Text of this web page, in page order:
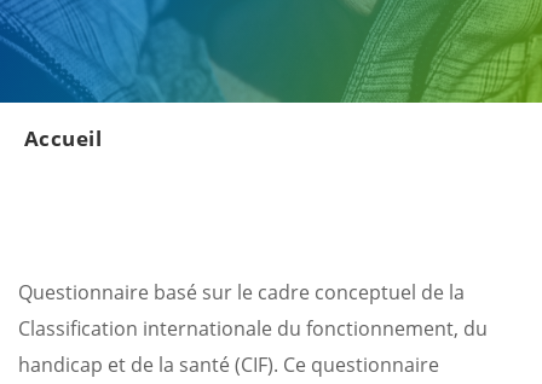
Accueil
Questionnaire basé sur le cadre conceptuel de la
Classification internationale du fonctionnement, du
handicap et de la santé (CIF). Ce questionnaire